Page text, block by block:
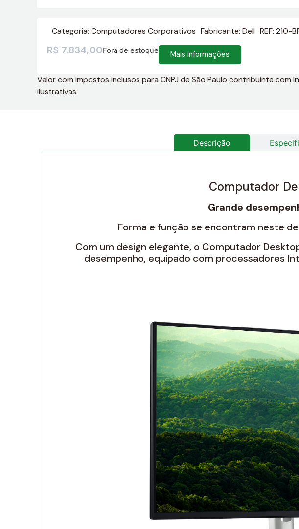
Categoria:Computadores Corporativos Fabricante:Dell REF: 210-
R$ 7.834,00Fora de estoque Mais informações
Valor com impostos inclusos para CNPJ de São Paulo contribuinte com
ilustrativas.
Descrição
Computador
Grande
Forma e função se encontram neste
Com um design elegante, o Computador
desempenho, equipado com processadores